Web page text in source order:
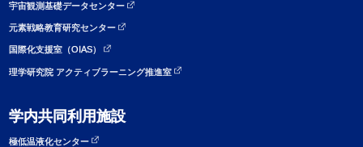
宇宙観測基礎データセンター
元素戦略教育研究センター
国際化支援室（OIAS）
理学研究院 アクティブラーニング推進室
学内共同利用施設
極低温液化センター